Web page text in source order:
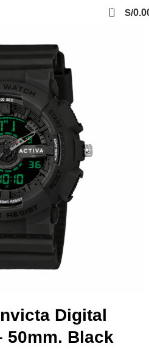
0
S/
Digital
50mm. Black